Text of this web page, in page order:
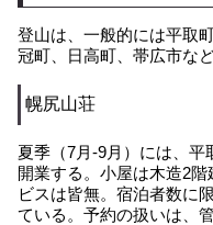
登山は、一般的には平取
冠町、日高町、帯広市な
幌尻山荘
夏季（7月-9月）には、
開業する。小屋は木造2
ビスは皆無。宿泊者数に
ている。予約の扱いは、